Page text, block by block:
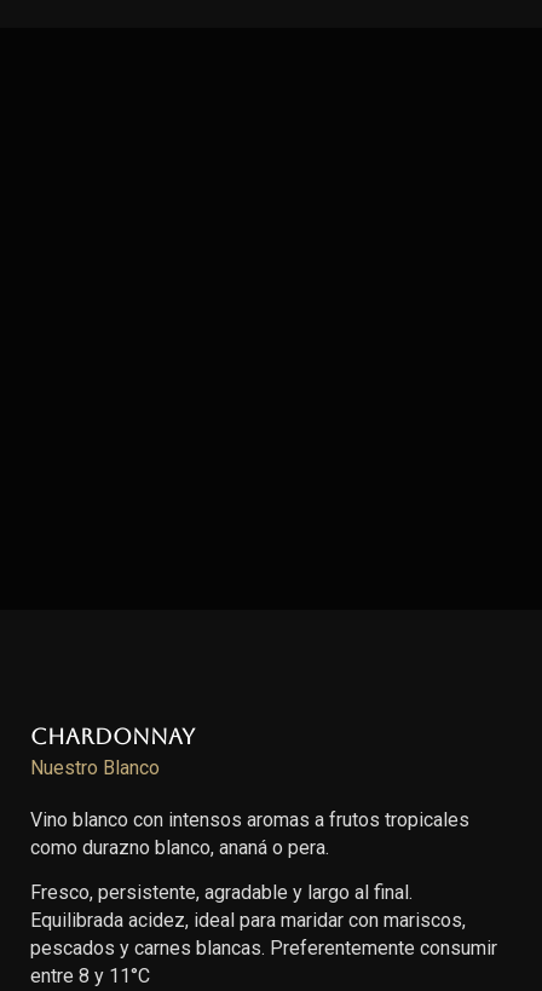
Chardonnay
Nuestro Blanco
Vino blanco con intensos aromas a frutos tropicales
como durazno blanco, ananá o pera.
Fresco, persistente, agradable y largo al final.
Equilibrada acidez, ideal para maridar con mariscos,
pescados y carnes blancas. Preferentemente consumir
entre 8 y 11°C